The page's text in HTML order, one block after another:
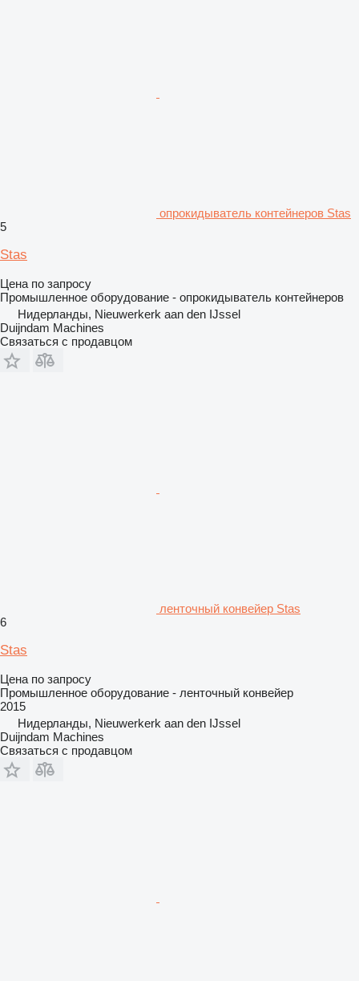
опрокидыватель контейнеров Stas
5
Stas
Цена по запросу
Промышленное оборудование - опрокидыватель контейнеров
Нидерланды, Nieuwerkerk aan den IJssel
Duijndam Machines
Связаться с продавцом
ленточный конвейер Stas
6
Stas
Цена по запросу
Промышленное оборудование - ленточный конвейер
2015
Нидерланды, Nieuwerkerk aan den IJssel
Duijndam Machines
Связаться с продавцом